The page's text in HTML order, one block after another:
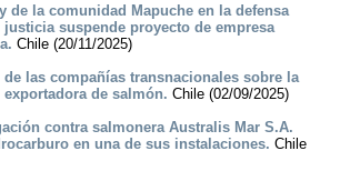
de la comunidad Mapuche en la defensa
suspende proyecto de empresa
Chile (20/11/2025)
las compañías transnacionales sobre la
de salmón. Chile (02/09/2025)
contra salmonera Australis Mar S.A.
en una de sus instalaciones. Chile